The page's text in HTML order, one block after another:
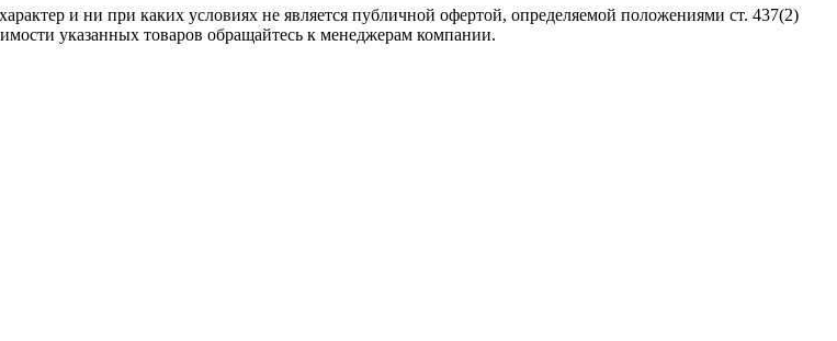
и ни при каких условиях не является публичной офертой, определяемой положениями ст. 437(2)
указанных товаров обращайтесь к менеджерам компании.